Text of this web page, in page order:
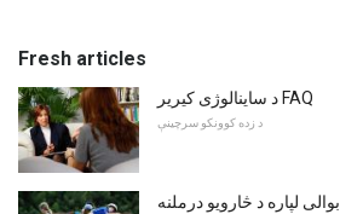
Fresh articles
د ساینالوژی کیریر FAQ
د زده کوونکو سرچینې
لپاره د څارویو درملنه